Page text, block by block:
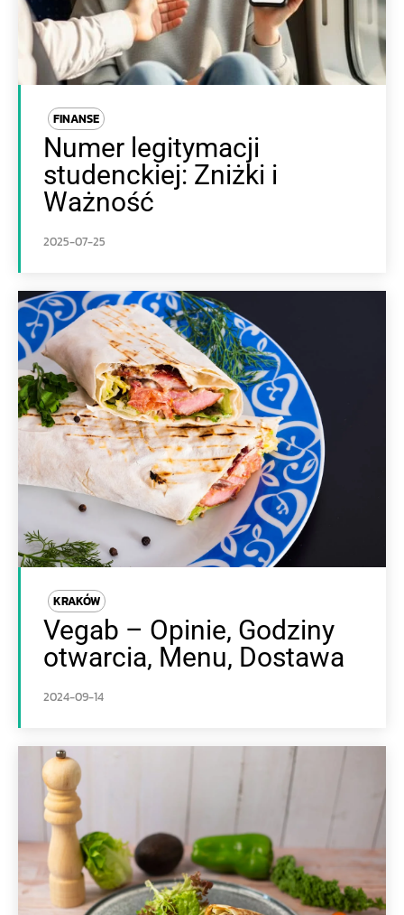
FINANSE
Numer legitymacji
studenckiej: Zniżki i
Ważność
2025-07-25
KRAKÓW
Vegab – Opinie, Godziny
otwarcia, Menu, Dostawa
2024-09-14